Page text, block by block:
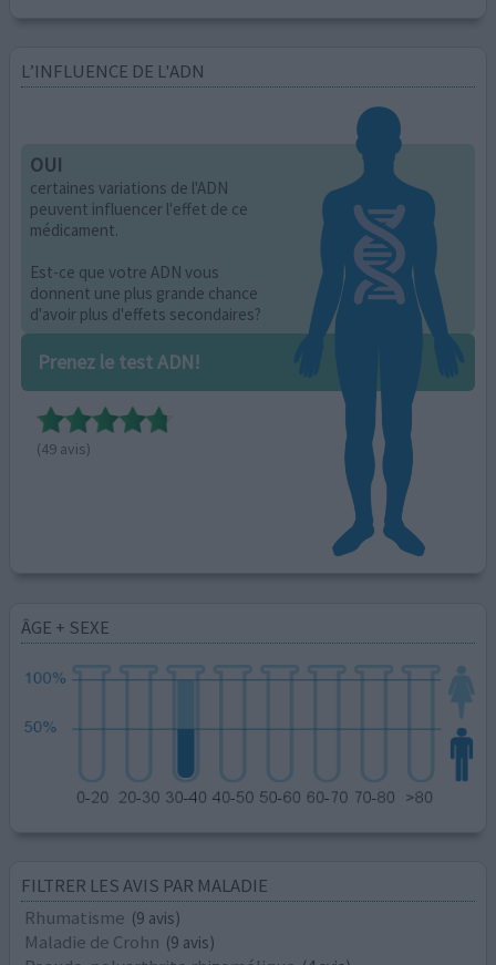
L’INFLUENCE DE L'ADN
OUI
certaines variations de l'ADN
peuvent influencer l'effet de ce
médicament.
Est-ce que votre ADN vous
donnent une plus grande chance
d'avoir plus d'effets secondaires?
Prenez le test ADN!
(49 avis)
ÂGE + SEXE
FILTRER LES AVIS PAR MALADIE
Rhumatisme (9 avis)
Maladie de Crohn (9 avis)